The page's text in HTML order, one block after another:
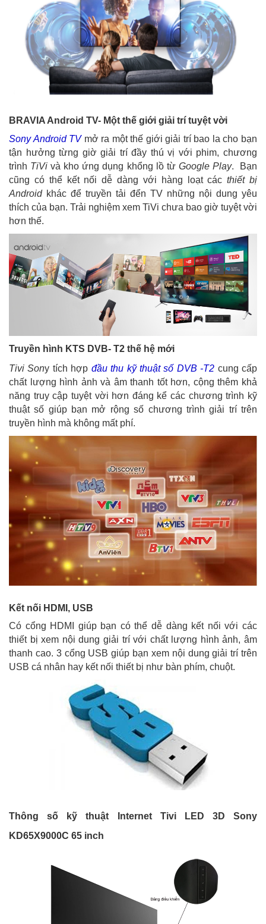
BRAVIA Android TV- Một thế giới giải trí tuyệt vời
Sony Android TVmở ra một thế giới giải trí bao la cho bạn
tận hưởng từng giờ giải trí đầy thú vị với phim, chương
trình TiVi và kho ứng dụng khổng lồ từGoogle Play. Bạn
cũng có thể kết nối dễ dàng với hàng loạt cácthiết bị
Android khác để truyền tải đển TV những nội dung yêu
thích của bạn. Trải nghiệm xem TiVi chưa bao giờ tuyệt vời
hơn thế.
Truyền hình KTS DVB- T2 thế hệ mới
Tivi Sony tích hợp đầu thu kỹ thuật số DVB -T2 cung cấp
chất lượng hình ảnh và âm thanh tốt hơn, cộng thêm khả
năng truy cập tuyệt vời hơn đáng kể các chương trình kỹ
thuật số giúp bạn mở rộng số chương trình giải trí trên
truyền hình mà không mất phí.
Kết nối HDMI, USB
Có cổng HDMI giúp bạn có thể dễ dàng kết nối với các
thiết bị xem nội dung giải trí với chất lượng hình ảnh, âm
thanh cao. 3 cổng USB giúp bạn xem nội dung giải trí trên
USB cá nhân hay kết nối thiết bị như bàn phím, chuột.
Thông số kỹ thuật Internet Tivi LED 3D Sony
KD65X9000C 65 inch